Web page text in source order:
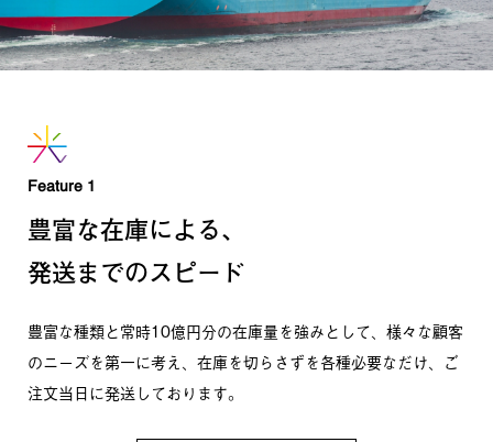
採用情報
ブランドコンセプト
お問い合わせ
Feature 1
豊富な在庫による、
発送までのスピード
豊富な種類と常時10億円分の在庫量を強みとして、様々な顧客
のニーズを第一に考え、在庫を切らさずを各種必要なだけ、ご
注文当日に発送しております。